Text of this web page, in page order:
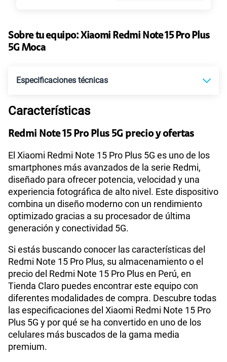
Paga solo
Paga solo
Paga solo
175GB en alta velocidad
159.90
Paga solo
185GBen alta velocidad
S/189.90
Paga solo
Ver menos planes
Sobre tu equipo:Xiaomi Redmi Note 15 Pro Plus
5G Moca
Especificaciones técnicas
Tecnología de Pantalla
Sistema operativo Android 15
Procesador
Qualcomm SM7635-AC Snapdragon 7s Gen 4
(4 nm)
Tamaño de Pantalla
WiFI
Peso 210 gr
Bluetooth
Características
Redmi Note 15 Pro Plus 5G precio y ofertas
El Xiaomi Redmi Note 15 Pro Plus 5G es uno de los
smartphones más avanzados de la serie Redmi,
diseñado para ofrecer potencia, velocidad y una
experiencia fotográfica de alto nivel. Este dispositivo
combina un diseño moderno con un rendimiento
optimizado gracias a su procesador de última
generación y conectividad 5G.
Si estás buscando conocer las características del
Redmi Note 15 Pro Plus, su almacenamiento o el
precio del Redmi Note 15 Pro Plus en Perú, en
Tienda Claro puedes encontrar este equipo con
diferentes modalidades de compra. Descubre todas
las especificaciones del Xiaomi Redmi Note 15 Pro
Plus 5G y por qué se ha convertido en uno de los
celulares más buscados de la gama media
premium.